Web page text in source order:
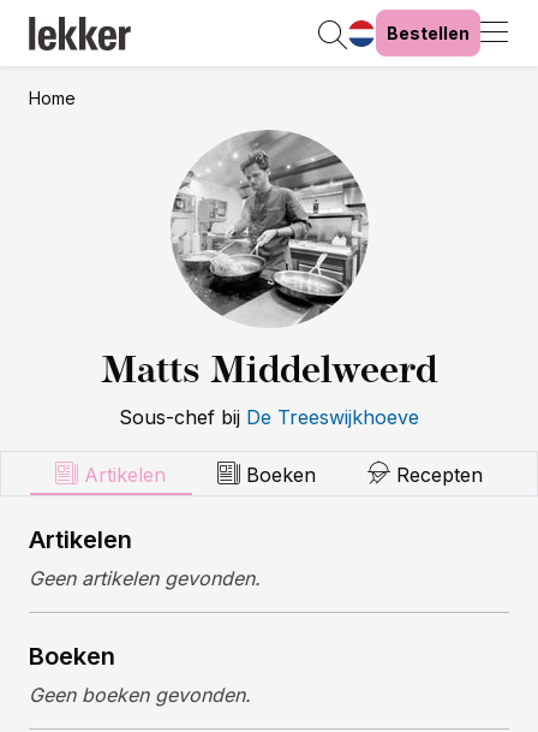
Bestellen
Home
Matts Middelweerd
Sous-chef bij De Treeswijkhoeve
Artikelen Boeken Recepten
Artikelen
Geen artikelen gevonden.
Boeken
Geen boeken gevonden.